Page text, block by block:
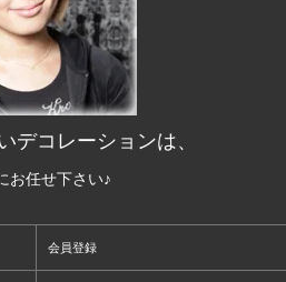
デコレーションは、
お任せ下さい♪
会員登録